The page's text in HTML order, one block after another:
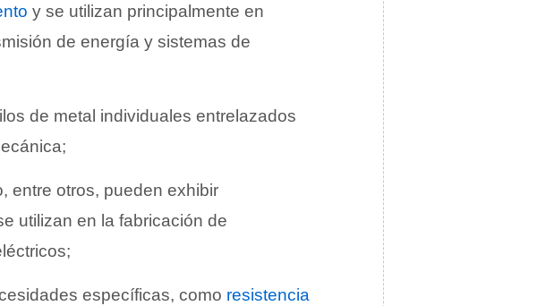
y se utilizan principalmente en
de energía y sistemas de
de metal individuales entrelazados
entre otros, pueden exhibir
utilizan en la fabricación de
específicas, como resistencia